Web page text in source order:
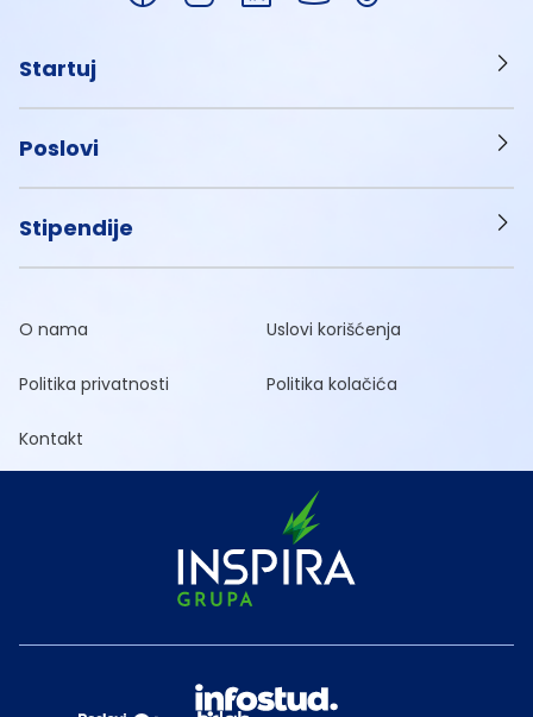
Startuj
Poslovi
Stipendije
O nama Uslovi korišćenja
Politika privatnosti Politika kolačića
Kontakt